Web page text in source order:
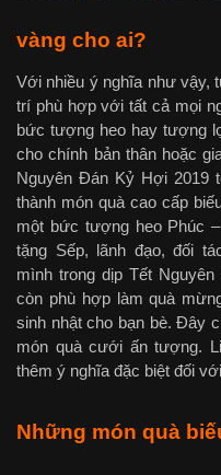
vàng cho ai?
Với nhiều ý nghĩa như vậy,
trí phù hợp với tất cả mọi
bức tượng heo hay tượng
cho chính bản thân hoặc
Nguyên Đán Kỷ Hợi 2019
thành món quà cao cấp
một bức tượng heo Phúc
tặng Sếp, lãnh đạo, đối
mình trong dịp Tết
còn phù hợp làm quà
sinh nhật cho bạn bè. Đây
món quà cưới ấn tượng.
thêm ý nghĩa đặc biệt đối
Những món quà